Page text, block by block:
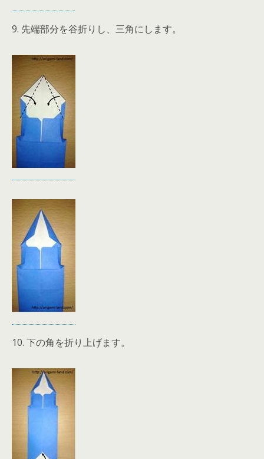
9. 先端部分を谷折りし、三角にします。
10. 下の角を折り上げます。